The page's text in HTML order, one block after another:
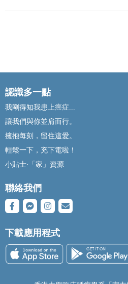
認識多一點
我剛得知我患上癌症...
讓我們與你並肩而行。
擁抱每刻，留住這愛。
輕鬆一下，充下電啦！
小貼士‧「家」資源
聯絡我們
下載應用程式